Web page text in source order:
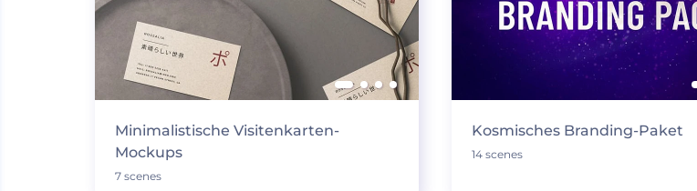
Minimalistische Visitenkarten-
Mockups
7 scenes
Kosmisches Branding-Paket
14 scenes